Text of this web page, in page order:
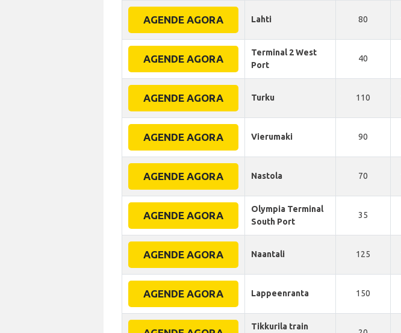
AGENDE AGORA Lahti 80
AGENDE AGORA
Terminal 2 West
Port
40
AGENDE AGORA Turku 110
AGENDE AGORA Vierumaki 90
AGENDE AGORA Nastola 70
AGENDE AGORA
Olympia Terminal
South Port
35
AGENDE AGORA Naantali 125
AGENDE AGORA Lappeenranta 150
Tikkurila train